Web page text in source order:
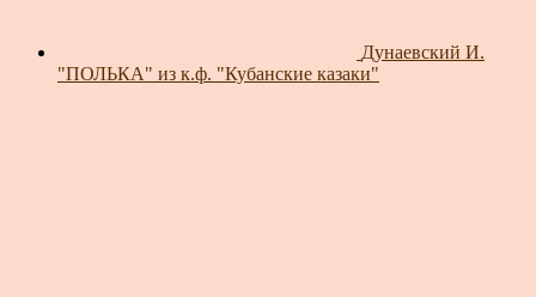
Дунаевский И.
"ПОЛЬКА" из к.ф. "Кубанские казаки"